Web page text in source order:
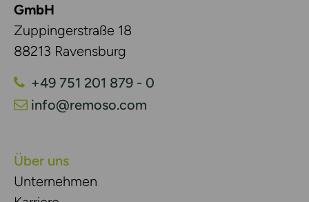
GmbH
Zuppingerstraße 18
88213 Ravensburg
+49 751 201 879 - 0
info@remoso.com
Über uns
Unternehmen